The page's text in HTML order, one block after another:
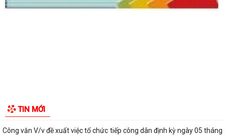
TIN MỚI
Ban Thường vụ Đảng ủy xã Nguyễn Lương Bằng công bố các quyết
UBND xã
Công văn V/v đề xuất việc tổ chức tiếp công dân định kỳ ngày 05 tháng